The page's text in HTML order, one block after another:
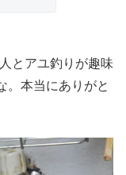
とアユ釣りが趣味
。本当にありがと